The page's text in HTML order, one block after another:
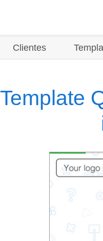
Clientes
Template